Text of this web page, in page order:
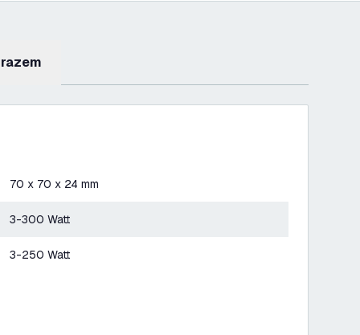
70 x 70 x 24 mm
3-300 Watt
3-250 Watt